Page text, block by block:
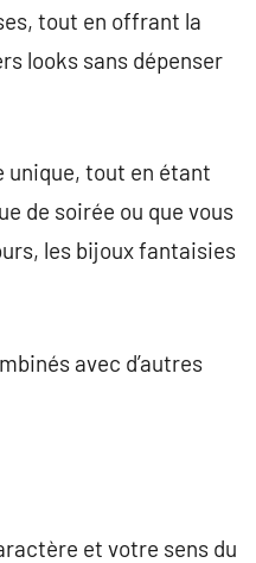
tout en offrant la
looks sans dépenser
unique, tout en étant
de soirée ou que vous
les bijoux fantaisies
avec d’autres
et votre sens du